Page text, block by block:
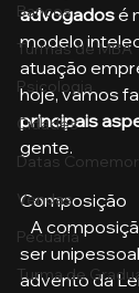
Bancos
Turmas de MBA
Psicologia
Cidades
Datas
Vendas
Pecuária
Turma de
advogados é
modelo
atuação
hoje, vamos
principais
gente.
Composição
A
ser
advento da